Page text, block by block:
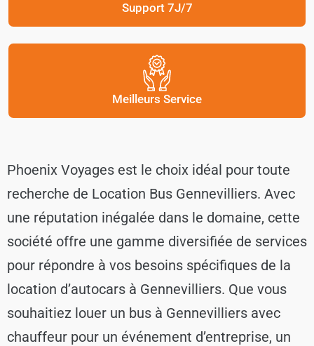
Support 7J/7
Meilleurs Service
Phoenix Voyages est le choix idéal pour toute
recherche de Location Bus Gennevilliers. Avec
une réputation inégalée dans le domaine, cette
société offre une gamme diversifiée de services
pour répondre à vos besoins spécifiques de la
location d’autocars à Gennevilliers. Que vous
souhaitiez louer un bus à Gennevilliers avec
chauffeur pour un événement d’entreprise, un